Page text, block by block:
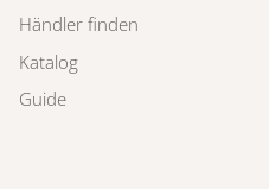
Händler finden
Katalog
Guide